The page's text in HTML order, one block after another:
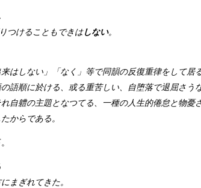
つけることもできはしない。
はしない」「なく」等で同韻の反復重律をして居
語順に於ける、或る重苦しい、自堕落で退屈さう
自軆の主題となつてる、一種の人生的倦怠と物憂
からである。
まぎれてきた。